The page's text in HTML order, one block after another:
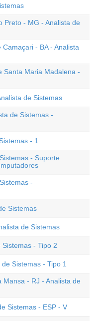
Preto - MG - Analista de
- BA - Analista
Santa Maria Madalena -
de Sistemas
de Sistemas -
- 1
- Suporte
-
Sistemas
de Sistemas
Sistemas - Tipo 2
Sistemas - Tipo 1
- RJ - Analista de
Sistemas - ESP - V